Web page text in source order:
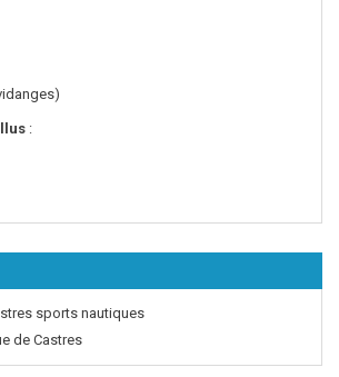
:
sports nautiques
de Castres